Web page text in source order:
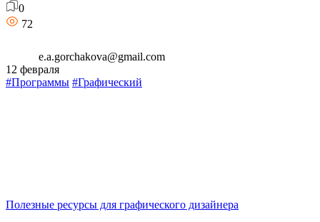
0
72
e.a.gorchakova@gmail.com
12 февраля
#Программы #Графический
Полезные ресурсы для графического дизайнера